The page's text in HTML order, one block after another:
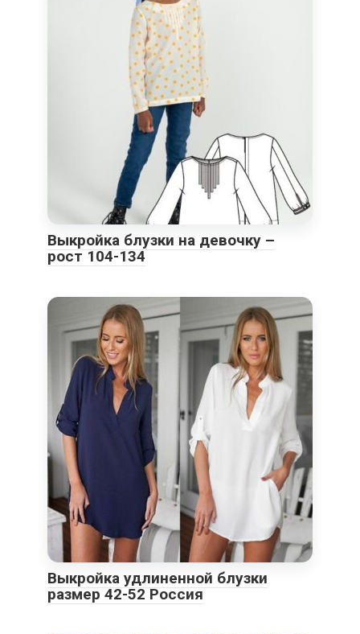
Выкройка блузки на девочку –
рост 104-134
Выкройка удлиненной блузки
размер 42-52 Россия